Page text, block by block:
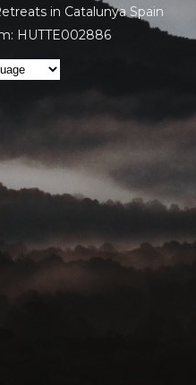
in Catalunya Spain
HUTTE002886